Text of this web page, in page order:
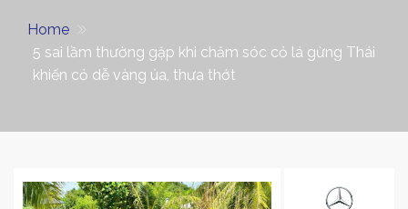
Home
5 sai lầm thường gặp khi chăm sóc cỏ lá gừng Thái
khiến cỏ dễ vàng úa, thưa thớt